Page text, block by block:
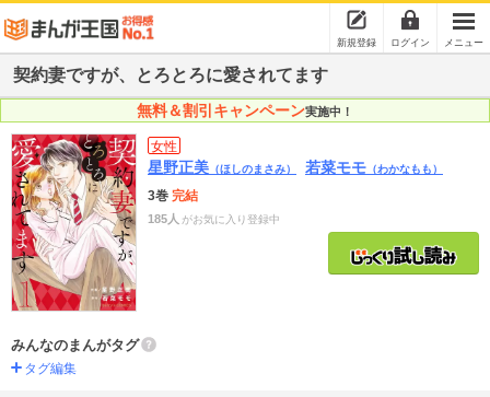
新規登録 ログイン メニュー
契約妻ですが、とろとろに愛されてます
無料＆割引キャンペーン実施中！
女性
星野正美 （ほしのまさみ） 若菜モモ （わかなもも）
3巻 完結
185人 がお気に入り登録中
みんなのまんがタグ
タグ編集